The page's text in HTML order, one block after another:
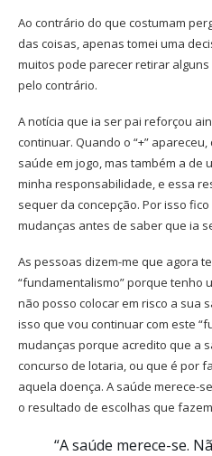
Ao contrário do que costumam
das coisas, apenas tomei uma
muitos pode parecer retirar
pelo contrário.
A notícia que ia ser pai reforçou
continuar. Quando o “+”
saúde em jogo, mas também a de
minha responsabilidade, e essa
sequer da concepção. Por isso
mudanças antes de saber que ia
As pessoas dizem-me que agora
“fundamentalismo” porque tenho
não posso colocar em risco a sua
isso que vou continuar com este
mudanças porque acredito que a
concurso de lotaria, ou que é por
aquela doença. A saúde merece-
o resultado de escolhas que
“A saúde merece-se.